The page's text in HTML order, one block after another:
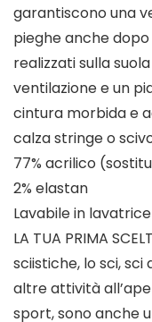
garantiscono una
pieghe anche dopo
realizzati sulla
ventilazione e un
cintura morbida e
calza stringe o
77% acrilico
2% elastan
Lavabile in lavatrice
LA TUA PRIMA
sciistiche, lo sci,
altre attività
sport, sono anche